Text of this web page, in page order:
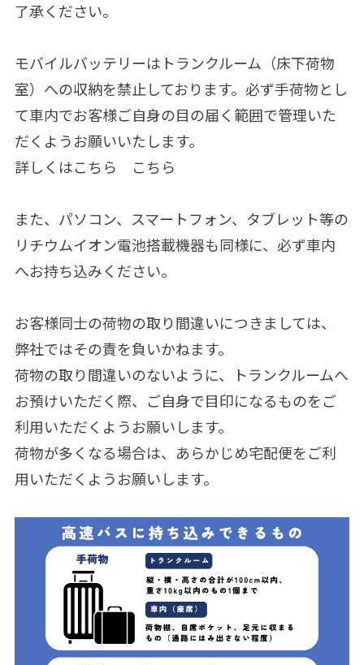
了承ください。
モバイルバッテリーはトランクルーム（床下荷物
室）への収納を禁止しております。必ず手荷物とし
て車内でお客様ご自身の目の届く範囲で管理いた
だくようお願いいたします。
詳しくはこちら
こちら
また、パソコン、スマートフォン、タブレット等の
リチウムイオン電池搭載機器も同様に、必ず車内
へお持ち込みください。
お客様同士の荷物の取り間違いにつきましては、
弊社ではその責を負いかねます。
荷物の取り間違いのないように、トランクルームへ
お預けいただく際、ご自身で目印になるものをご
利用いただくようお願いします。
荷物が多くなる場合は、あらかじめ宅配便をご利
用いただくようお願いします。